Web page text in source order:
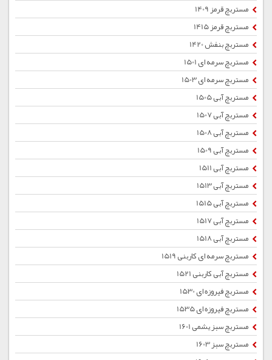
مستربچ قرمز 1409
مستربچ قرمز 1415
مستربچ بنفش 1420
مستربچ سرمه ای 1501
مستربچ سرمه ای 1503
مستربچ آبی 1505
مستربچ آبی 1507
مستربچ آبی 1508
مستربچ آبی 1509
مستربچ آبی 1511
مستربچ آبی 1513
مستربچ آبی 1515
مستربچ آبی 1517
مستربچ آبی 1518
مستربچ سرمه ای کاربنی 1519
مستربچ آبی کاربنی 1521
مستربچ فیروزه ای 1530
مستربچ فیروزه ای 1535
مستربچ سبز یشمی 1601
مستربچ سبز 1603